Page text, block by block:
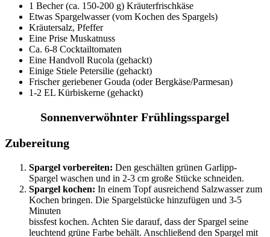
1 Becher (ca. 150-200 g) Kräuterfrischkäse
Etwas Spargelwasser (vom Kochen des Spargels)
Kräutersalz, Pfeffer
Eine Prise Muskatnuss
Ca. 6-8 Cocktailtomaten
Eine Handvoll Rucola (gehackt)
Einige Stiele Petersilie (gehackt)
Frischer geriebener Gouda (oder Bergkäse/Parmesan)
1-2 EL Kürbiskerne (gehackt)
Sonnenverwöhnter Frühlingsspargel
Zubereitung
Spargel vorbereiten: Den geschälten grünen Garlipp-
Spargel waschen und in 2-3 cm große Stücke schneiden.
Spargel kochen: In einem Topf ausreichend Salzwasser zum
Kochen bringen. Die Spargelstücke hinzufügen und 3-5
Minuten
bissfest kochen. Achten Sie darauf, dass der Spargel seine
leuchtend grüne Farbe behält. Anschließend den Spargel mit